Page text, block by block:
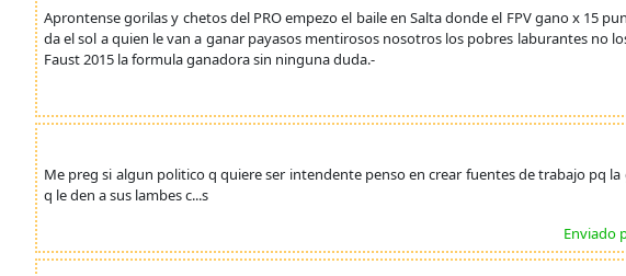
Aprontense gorilas y chetos del PRO empezo el baile en Salta donde el FPV gano x 15
da el sol a quien le van a ganar payasos mentirosos nosotros los pobres laburantes no
Faust 2015 la formula ganadora sin ninguna duda.-
Me preg si algun politico q quiere ser intendente penso en crear fuentes de trabajo pq
q le den a sus lambes c...s
Enviado